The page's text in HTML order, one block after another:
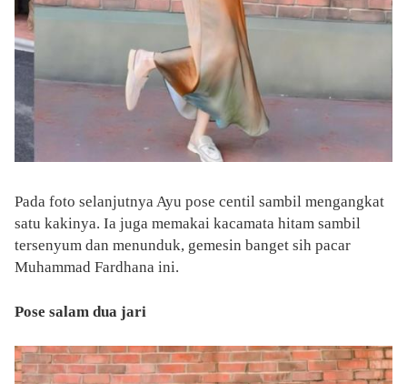
Pada foto selanjutnya Ayu pose centil sambil mengangkat
satu kakinya. Ia juga memakai kacamata hitam sambil
tersenyum dan menunduk, gemesin banget sih pacar
Muhammad Fardhana ini.
Pose salam dua jari